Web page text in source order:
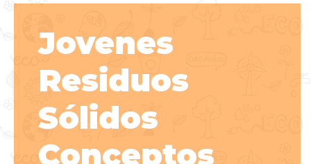
Jovenes
Residuos
Sólidos
Conceptos